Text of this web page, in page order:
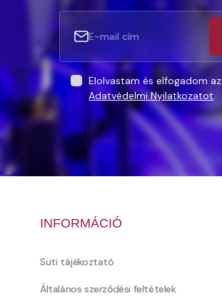
Elolvastam és elfogadom az
Adatvédelmi Nyilatkozatot.
INFORMÁCIÓ
Süti tájékoztató
Általános szerződési feltételek